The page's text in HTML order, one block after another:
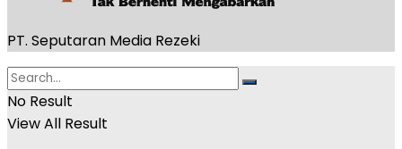
PT. Seputaran Media Rezeki
No Result
View All Result